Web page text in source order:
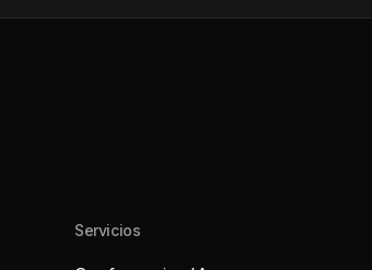
Servicios